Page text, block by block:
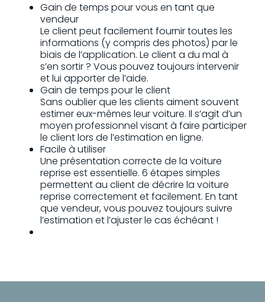
Gain de temps pour vous en tant que
vendeur
Le client peut facilement fournir toutes les
informations (y compris des photos) par le
biais de l’application. Le client a du mal à
s’en sortir ? Vous pouvez toujours intervenir
et lui apporter de l’aide.
Gain de temps pour le client
Sans oublier que les clients aiment souvent
estimer eux-mêmes leur voiture. Il s’agit d’un
moyen professionnel visant à faire participer
le client lors de l’estimation en ligne.
Facile à utiliser
Une présentation correcte de la voiture
reprise est essentielle. 6 étapes simples
permettent au client de décrire la voiture
reprise correctement et facilement. En tant
que vendeur, vous pouvez toujours suivre
l’estimation et l’ajuster le cas échéant !